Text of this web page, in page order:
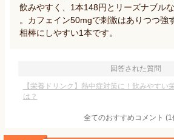
飲みやすく、1本148円とリーズナブル
。カフェイン50mgで刺激はありつつ強
相棒にしやすい1本です。
回答された質問
【栄養ドリンク】熱中症対策に！飲みやすい
は？
全てのおすすめコメント (1